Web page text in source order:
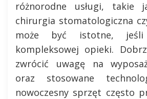
różnorodne usługi, takie
chirurgia stomatologiczna
może być istotne, jeśli
kompleksowej opieki.
zwrócić uwagę na
oraz stosowane
nowoczesny sprzęt często